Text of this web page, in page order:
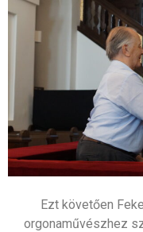
Ezt követően
orgonaművészhez